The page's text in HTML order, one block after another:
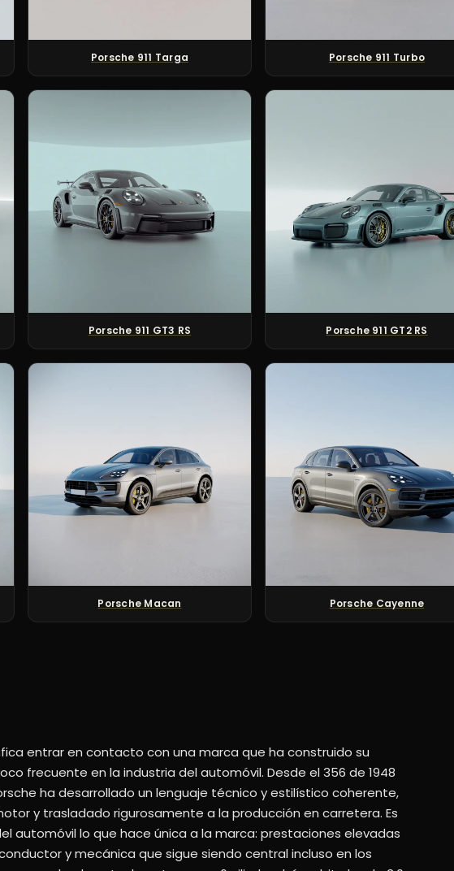
Porsche 911 Targa Porsche 911 Turbo
Porsche 911 GT3 RS Porsche 911 GT2 RS
Porsche Macan Porsche Cayenne
entrar en contacto con una marca que ha construido su
frecuente en la industria del automóvil. Desde el 356 de 1948
ha desarrollado un lenguaje técnico y estilístico coherente,
y trasladado rigurosamente a la producción en carretera. Es
automóvil lo que hace única a la marca: prestaciones elevadas
y mecánica que sigue siendo central incluso en los